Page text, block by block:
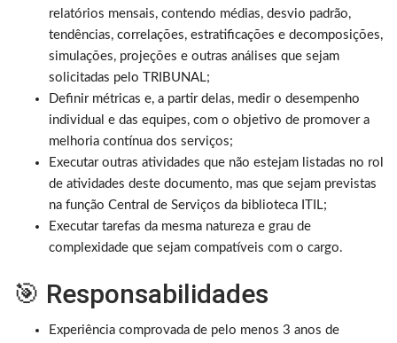
relatórios mensais, contendo médias, desvio padrão,
tendências, correlações, estratificações e decomposições,
simulações, projeções e outras análises que sejam
solicitadas pelo TRIBUNAL;
Definir métricas e, a partir delas, medir o desempenho
individual e das equipes, com o objetivo de promover a
melhoria contínua dos serviços;
Executar outras atividades que não estejam listadas no rol
de atividades deste documento, mas que sejam previstas
na função Central de Serviços da biblioteca ITIL;
Executar tarefas da mesma natureza e grau de
complexidade que sejam compatíveis com o cargo.
🎯 Responsabilidades
Experiência comprovada de pelo menos 3 anos de